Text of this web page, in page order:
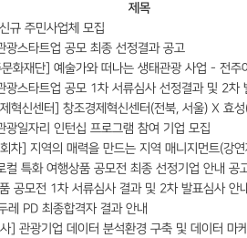
제목
규 주민사업체 모집
스타트업 공모 최종 선정결과 공고
화재단] 예술가와 떠나는 생태관광 사업 - 전주
스타트업 공모 1차 서류심사 선정결과 및 2차
혁신센터] 창조경제혁신센터(전북, 서울) X 효
일자리 인턴십 프로그램 참여 기업 모집
차] 지역의 매력을 만드는 지역 매니지먼트(강
특화 여행상품 공모전 최종 선정기업 안내 공
공모전 1차 서류심사 결과 및 2차 발표심사 안
PD 최종합격자 결과 안내
] 관광기업 데이터 분석환경 구축 및 데이터 마